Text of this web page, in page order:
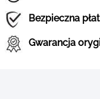
Bezpieczna
Gwarancja